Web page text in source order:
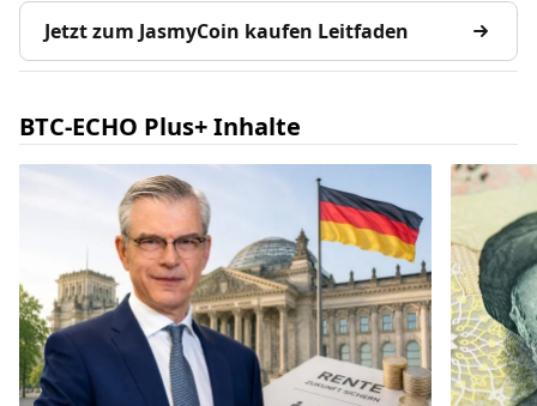
Jetzt zum JasmyCoin kaufen Leitfaden
BTC-ECHO Plus+ Inhalte